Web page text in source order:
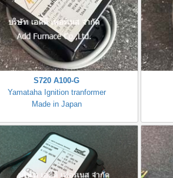
S720 A100-G
Yamataha Ignition tranformer
Made in Japan